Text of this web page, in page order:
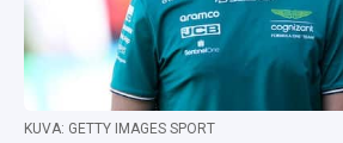
KUVA: GETTY IMAGES SPORT